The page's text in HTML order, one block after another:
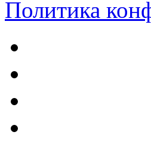
Политика